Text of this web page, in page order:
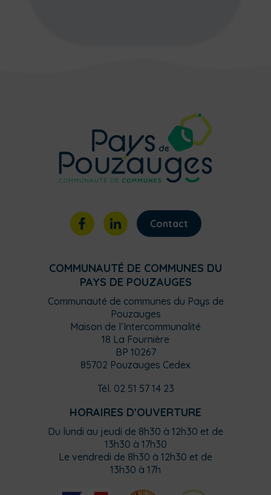
Contact
COMMUNAUTÉ DE COMMUNES DU
PAYS DE POUZAUGES
Communauté de communes du Pays de
Pouzauges
Maison de l’Intercommunalité
18 La Fournière
BP 10267
85702 Pouzauges Cedex
Tél. 02 51 57 14 23
HORAIRES D'OUVERTURE
Du lundi au jeudi de 8h30 à 12h30 et de
13h30 à 17h30
Le vendredi de 8h30 à 12h30 et de
13h30 à 17h